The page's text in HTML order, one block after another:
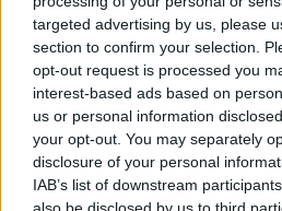
targeted advertising by us, please
section to confirm your selection.
opt-out request is processed you
interest-based ads based on
us or personal information
your opt-out. You may separately
disclosure of your personal
IAB’s list of downstream
Csak egy válsággal lehet